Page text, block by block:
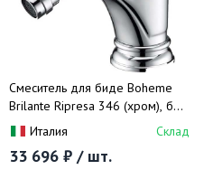
Смеситель для биде Boheme
Brilante Ripresa 346 (хром), без
донного клапана
Италия Склад
33 696 ₽ / шт.